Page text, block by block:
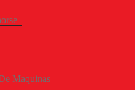
Maquinas